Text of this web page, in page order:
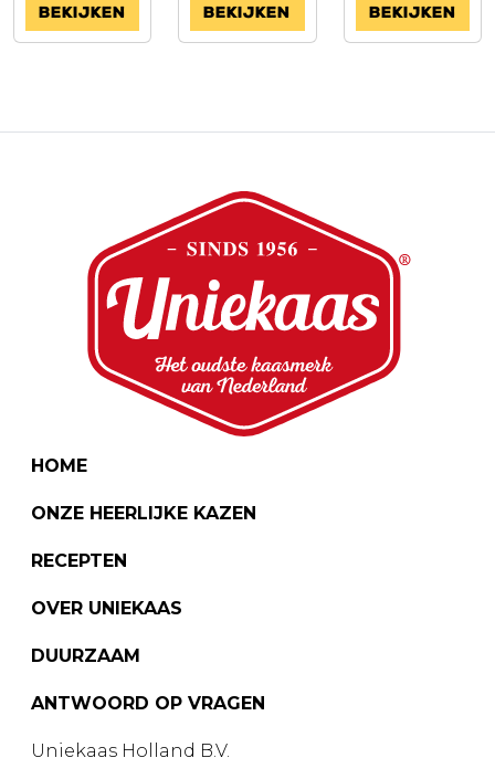
Bekijken Bekijken Bekijken
HOME
ONZE HEERLIJKE KAZEN
RECEPTEN
OVER UNIEKAAS
DUURZAAM
ANTWOORD OP VRAGEN
Uniekaas Holland B.V.